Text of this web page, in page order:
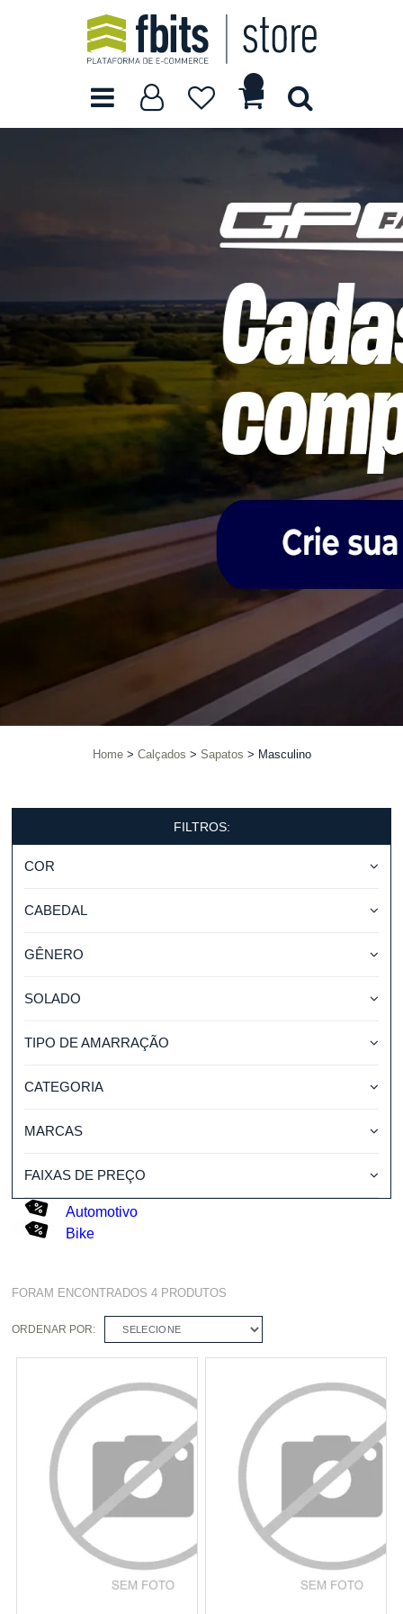
Home Calçados Sapatos Masculino
FILTROS:
COR
CABEDAL
GÊNERO
SOLADO
TIPO DE AMARRAÇÃO
CATEGORIA
MARCAS
FAIXAS DE PREÇO
Automotivo
Bike
FORAM ENCONTRADOS4 PRODUTOS
ORDENAR POR: SELECIONE